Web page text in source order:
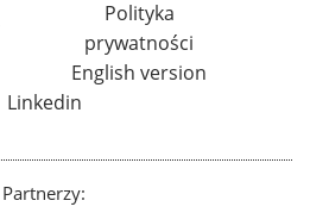
Polityka
prywatności
English version
Linkedin
Partnerzy: